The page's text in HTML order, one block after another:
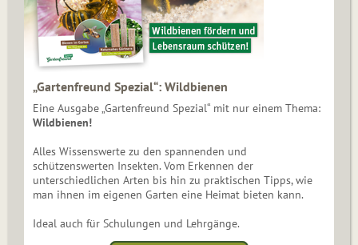
„Gartenfreund Spezial“: Wildbienen
Eine Ausgabe „Gartenfreund Spezial“ mit nur einem Thema:
Wildbienen!
Alles Wissenswerte zu den spannenden und
schützenswerten Insekten. Vom Erkennen der
unterschiedlichen Arten bis hin zu praktischen Tipps, wie
man ihnen im eigenen Garten eine Heimat bieten kann.
Ideal auch für Schulungen und Lehrgänge.